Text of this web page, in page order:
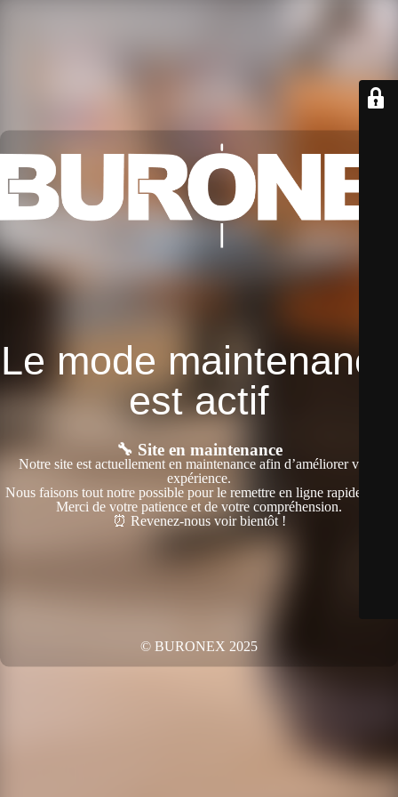
Le mode maintenance
est actif
🔧 Site en maintenance
Notre site est actuellement en maintenance afin d’améliorer votre
expérience.
Nous faisons tout notre possible pour le remettre en ligne rapidement.
Merci de votre patience et de votre compréhension.
⏰ Revenez-nous voir bientôt !
© BURONEX 2025